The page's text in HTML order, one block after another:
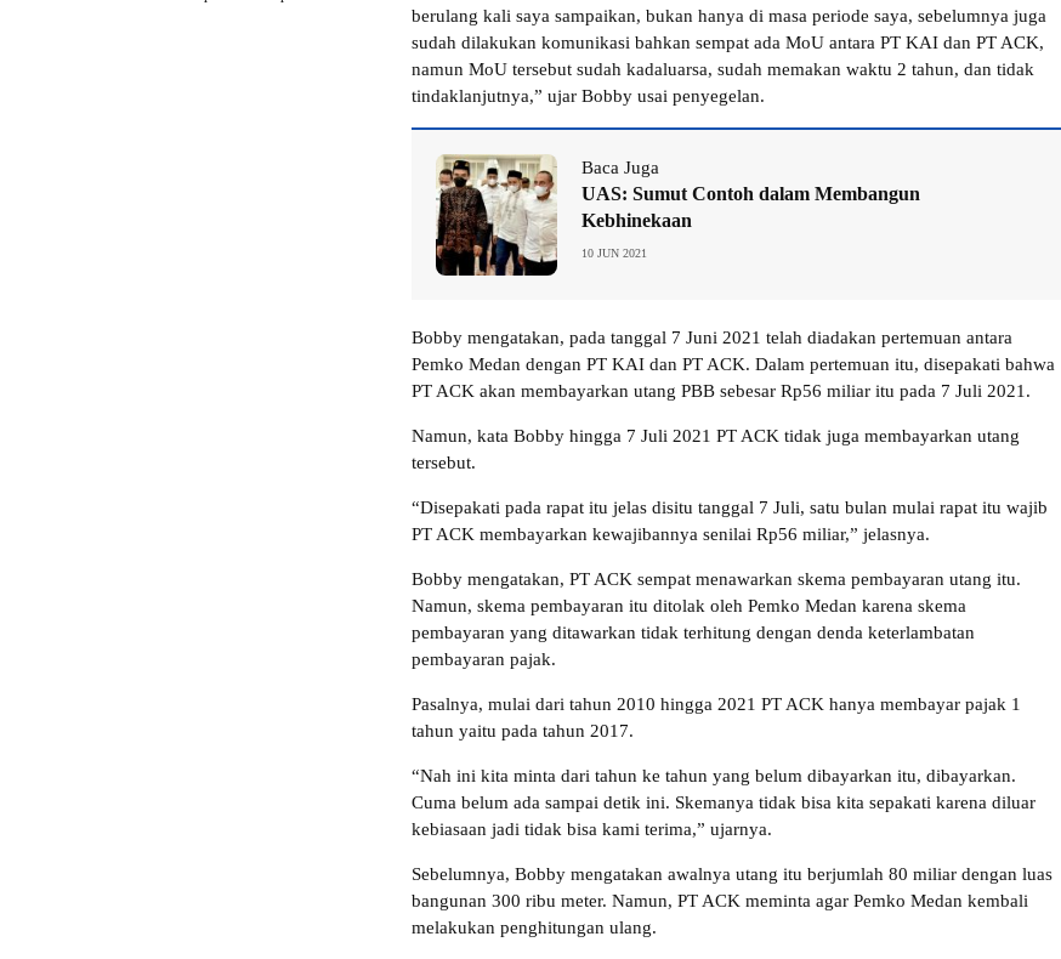
berulang kali saya sampaikan, bukan hanya di masa periode saya, sebelumnya juga
sudah dilakukan komunikasi bahkan sempat ada MoU antara PT KAI dan PT ACK,
namun MoU tersebut sudah kadaluarsa, sudah memakan waktu 2 tahun, dan tidak
tindaklanjutnya,” ujar Bobby usai penyegelan.
Baca Juga
UAS: Sumut Contoh dalam Membangun
Kebhinekaan
10 JUN 2021
Bobby mengatakan, pada tanggal 7 Juni 2021 telah diadakan pertemuan antara
Pemko Medan dengan PT KAI dan PT ACK. Dalam pertemuan itu, disepakati bahwa
PT ACK akan membayarkan utang PBB sebesar Rp56 miliar itu pada 7 Juli 2021.
Namun, kata Bobby hingga 7 Juli 2021 PT ACK tidak juga membayarkan utang
tersebut.
“Disepakati pada rapat itu jelas disitu tanggal 7 Juli, satu bulan mulai rapat itu wajib
PT ACK membayarkan kewajibannya senilai Rp56 miliar,” jelasnya.
Bobby mengatakan, PT ACK sempat menawarkan skema pembayaran utang itu.
Namun, skema pembayaran itu ditolak oleh Pemko Medan karena skema
pembayaran yang ditawarkan tidak terhitung dengan denda keterlambatan
pembayaran pajak.
Pasalnya, mulai dari tahun 2010 hingga 2021 PT ACK hanya membayar pajak 1
tahun yaitu pada tahun 2017.
“Nah ini kita minta dari tahun ke tahun yang belum dibayarkan itu, dibayarkan.
Cuma belum ada sampai detik ini. Skemanya tidak bisa kita sepakati karena diluar
kebiasaan jadi tidak bisa kami terima,” ujarnya.
Sebelumnya, Bobby mengatakan awalnya utang itu berjumlah 80 miliar dengan luas
bangunan 300 ribu meter. Namun, PT ACK meminta agar Pemko Medan kembali
melakukan penghitungan ulang.